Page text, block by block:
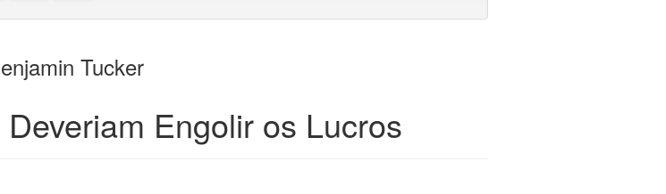
de
livros
bookbuilder
Tucker
Engolir os Lucros